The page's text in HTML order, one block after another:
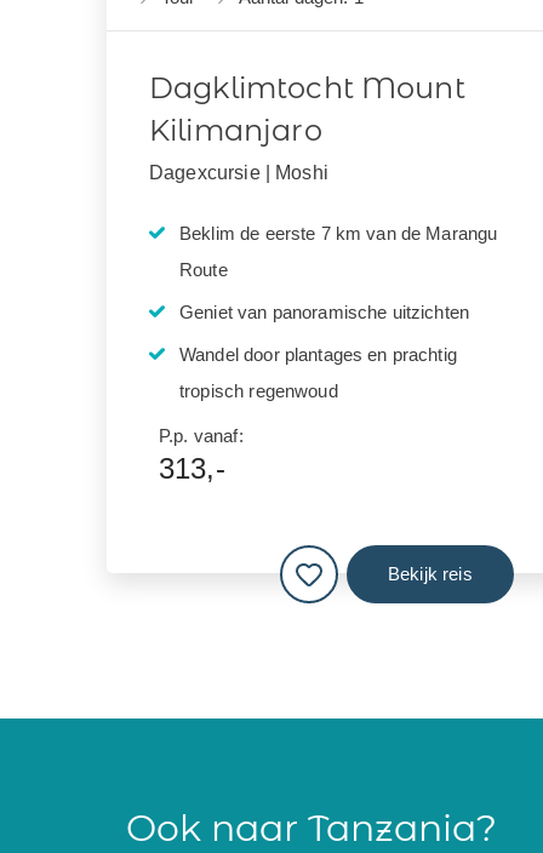
Dagklimtocht Mount
Kilimanjaro
Dagexcursie | Moshi
Beklim de eerste 7 km van de Marangu
Route
Geniet van panoramische uitzichten
Wandel door plantages en prachtig
tropisch regenwoud
P.p. vanaf:
313,-
Bekijk reis
Ook naar Tanzania?